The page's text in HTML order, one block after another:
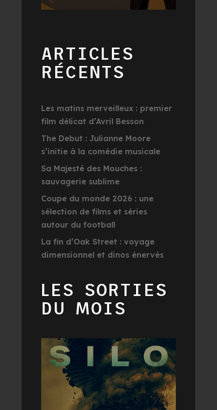
ARTICLES
RÉCENTS
Les matins merveilleux : premier
film délicat d’Avril Besson
The Debut : Julianne Moore
s’initie à la comédie musicale
Sa Majesté des Mouches :
sauvagerie sublime
Coupe du monde 2026 : une
sélection de films et séries
autour du football
La fin d’Oak Street : voyage
dimensionnel et dinos énervés
LES SORTIES
DU MOIS